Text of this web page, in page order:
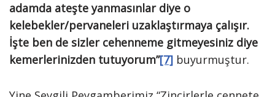
adamda ateşte yanmasınlar diye o
kelebekler/pervaneleri uzaklaştırmaya çalışır.
İşte ben de sizler cehenneme gitmeyesiniz diye
kemerlerinizden tutuyorum”[7] buyurmuştur.